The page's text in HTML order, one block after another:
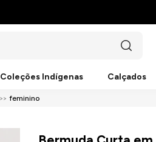
Coleções Indígenas Calçados
feminino